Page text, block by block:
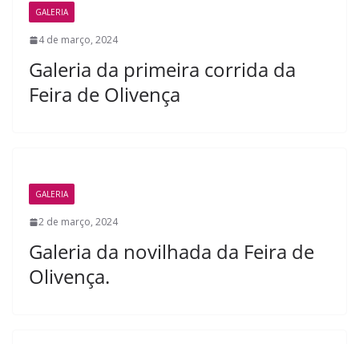
GALERIA
4 de março, 2024
Galeria da primeira corrida da
Feira de Olivença
GALERIA
2 de março, 2024
Galeria da novilhada da Feira de
Olivença.